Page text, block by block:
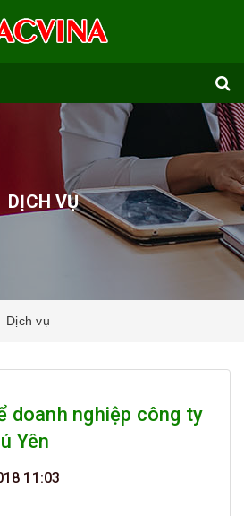
DỊCH VỤ
Dịch vụ
doanh nghiệp công ty
Yên
11:03